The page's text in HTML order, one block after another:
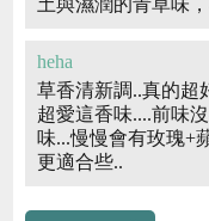
土與濕潤的青草味
heha
草香清新調..真的超
超愛這香味....前味
味...慢慢會有玫瑰+
更適合些..